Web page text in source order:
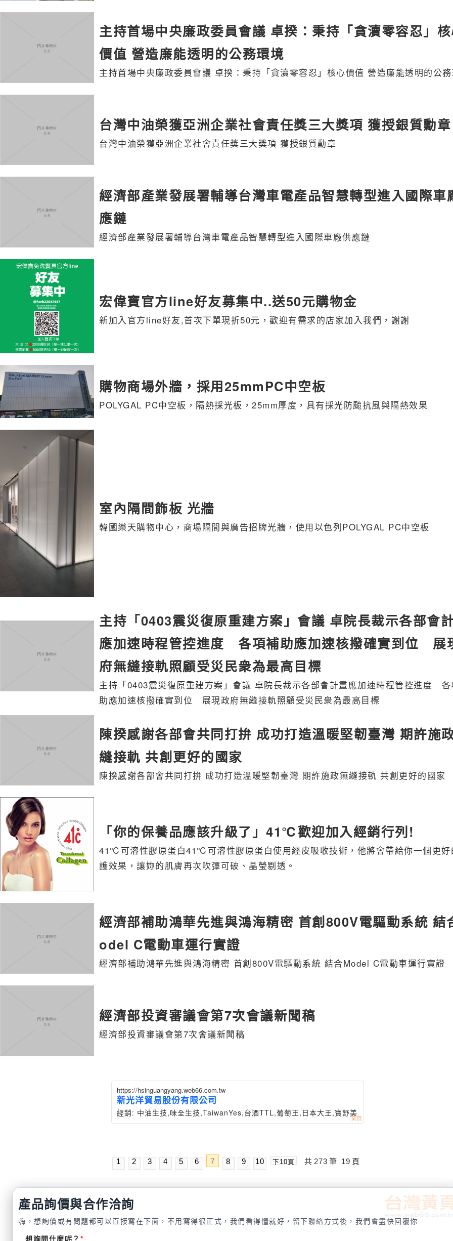
主持首場中央廉政委員會議 卓揆：秉持「貪瀆零容忍」
價值 營造廉能透明的公務環境
主持首場中央廉政委員會議 卓揆：秉持「貪瀆零容忍」核心價值 營造廉能透明的公
台灣中油榮獲亞洲企業社會責任獎三大獎項 獲授銀質勳章
台灣中油榮獲亞洲企業社會責任獎三大獎項 獲授銀質勳章
經濟部產業發展署輔導台灣車電產品智慧轉型進入國際車
應鏈
經濟部產業發展署輔導台灣車電產品智慧轉型進入國際車廠供應鏈
宏偉寶官方line好友募集中..送50元購物金
新加入官方line好友,首次下單現折50元，歡迎有需求的店家加入我們，謝謝
購物商場外牆，採用25mmPC中空板
POLYGAL PC中空板，隔熱採光板，25mm厚度，具有採光防颱抗風與隔熱效果
室內隔間飾板 光牆
韓國樂天購物中心，商場隔間與廣告招牌光牆，使用以色列POLYGAL PC中空板
主持「0403震災復原重建方案」會議 卓院長裁示各部會
應加速時程管控進度 各項補助應加速核撥確實到位 展
府無縫接軌照顧受災民衆為最高目標
主持「0403震災復原重建方案」會議 卓院長裁示各部會計畫應加速時程管控進度 各項補
助應加速核撥確實到位 展現政府無縫接軌照顧受災民衆為最高目標
陳揆感謝各部會共同打拚 成功打造溫暖堅韌臺灣 期許施
縫接軌 共創更好的國家
陳揆感謝各部會共同打拚 成功打造溫暖堅韌臺灣 期許施政無縫接軌 共創更好的國家
「你的保養品應該升級了」41℃歡迎加入經銷行列!
41℃可溶性膠原蛋白 41℃可溶性膠原蛋白使用經皮吸收技術，他將會帶給你一個更好
護效果，讓妳的肌膚再次吹彈可破、晶瑩剔透。
經濟部補助鴻華先進與鴻海精密 首創800V電驅動系統 結
odel C電動車運行實證
經濟部補助鴻華先進與鴻海精密 首創800V電驅動系統 結合Model C電動車運行實證
經濟部投資審議會第7次會議新聞稿
經濟部投資審議會第7次會議新聞稿
https://hsinguangyang.web66.com.tw
新光洋貿易股份有限公司
經銷: 中油生技,味全生技,TaiwanYes,台酒TTL,葡萄王,日本大王,寶舒美
1 2 3 4 5 6 7 8 9 10 下10頁 共 273 筆 19 頁
產品詢價與合作洽詢
嗨，想詢價或有問題都可以直接寫在下面，不用寫得很正式，我們看得懂就好，留下聯絡方式後，我們會盡快回覆你
想詢問什麼呢？